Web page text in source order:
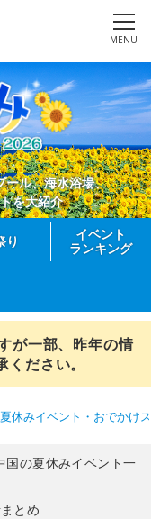
MENU
ール、海水浴場、
を大紹介
り
イベント
ランキング
が一部、昨年の情
ださい。
休みイベント・おでかけ
の夏休みイベント一
とめ